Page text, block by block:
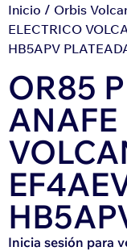
Inicio / Orbis
ELECTRICO
HB5APV
OR85
ANAFE
Inicia sesión para